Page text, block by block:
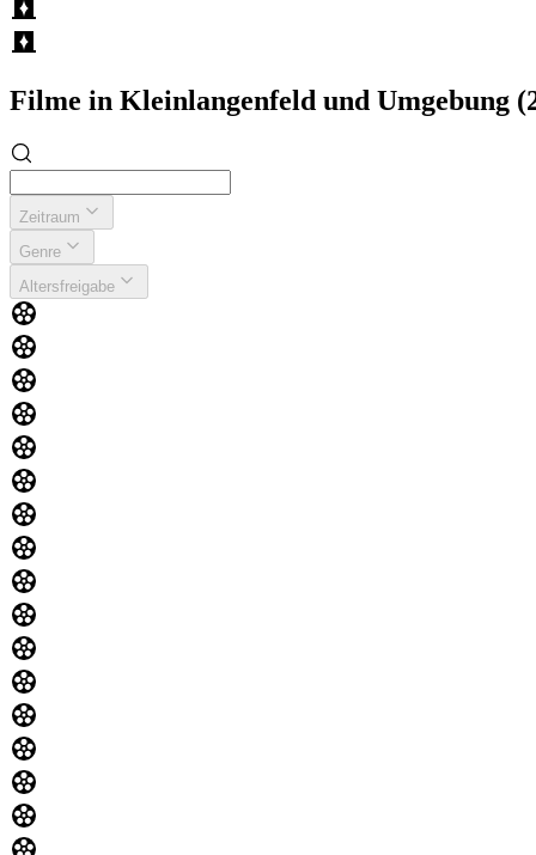
Filme in Kleinlangenfeld und Umgebung
Zeitraum
Genre
Altersfreigabe